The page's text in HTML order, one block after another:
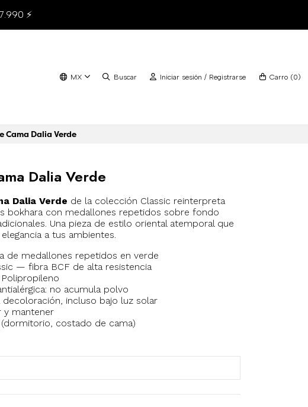
MX Buscar Iniciar sesión / Registrarse Carro (0)
Cama Dalia Verde
Dalia Verde
Dalia Verde de la colección Classic reinterpreta
bokhara con medallones repetidos sobre fondo
Una pieza de estilo oriental atemporal que
a tus ambientes.
de medallones repetidos en verde
— fibra BCF de alta resistencia
Polipropileno
no acumula polvo
decoloración, incluso bajo luz solar
y mantener
costado de cama)